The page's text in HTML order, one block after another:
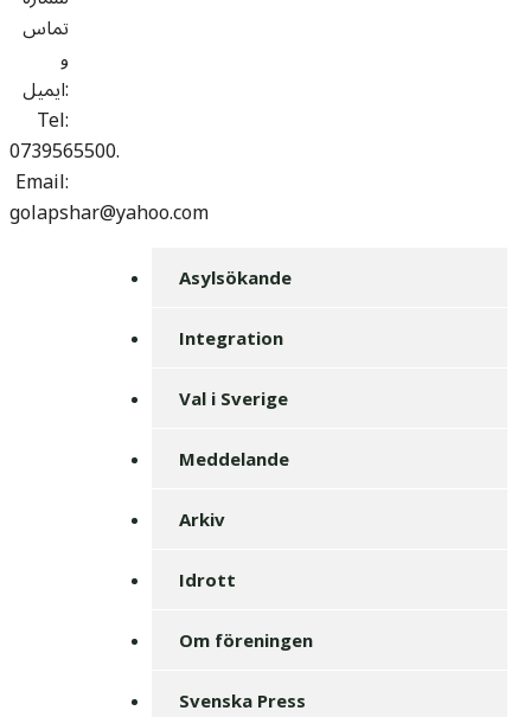
تماس
و
ایمیل:
Tel:
0739565500.
Email:
golapshar@yahoo.com
Asylsökande
Integration
Val i Sverige
Meddelande
Arkiv
Idrott
Om föreningen
Svenska Press